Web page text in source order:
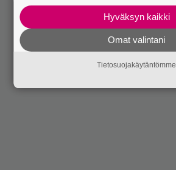
Hyväksyn kaikki
Omat valintani
Tietosuojakäytäntömme